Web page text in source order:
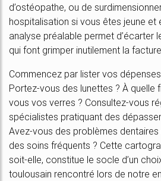
d’ostéopathe, ou de
hospitalisation si vous êtes jeune et
analyse préalable permet d’écarter
qui font grimper inutilement la
Commencez par lister vos
Portez-vous des lunettes ? À quelle
vous vos verres ? Consultez-vous
spécialistes pratiquant des
Avez-vous des problèmes
des soins fréquents ? Cette
soit-elle, constitue le socle d’un
toulousain rencontré lors de notre